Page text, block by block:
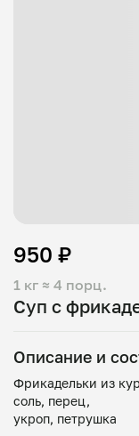
Суп с
1 кг ≈ 4 порц.
950 ₽
Описание и
Фрикадельки из
соль, перец,